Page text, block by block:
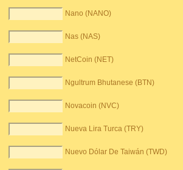
Nano (NANO)
Nas (NAS)
NetCoin (NET)
Ngultrum Bhutanese (BTN)
Novacoin (NVC)
Nueva Lira Turca (TRY)
Nuevo Dólar De Taiwán (TWD)